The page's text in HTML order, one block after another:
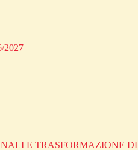
2027
E TRASFORMAZIONE